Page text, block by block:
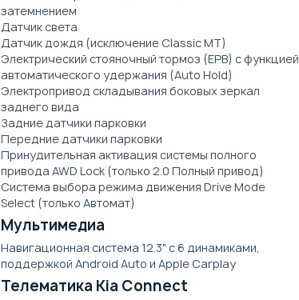
затемнением
Датчик света
Датчик дождя (исключение Classic MT)
Электрический стояночный тормоз (EPB) с функцией
автоматического удержания (Auto Hold)
Электропривод складывания боковых зеркал
заднего вида
Задние датчики парковки
Передние датчики парковки
Принудительная активация системы полного
привода AWD Lock (только 2.0 Полный привод)
Система выбора режима движения Drive Mode
Select (только Автомат)
Мультимедиа
Навигационная система 12.3" с 6 динамиками,
поддержкой Android Auto и Apple Carplay
Телематика Kia Connect